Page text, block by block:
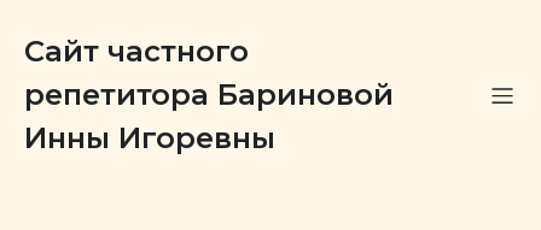
Сайт частного
репетитора Бариновой
Инны Игоревны